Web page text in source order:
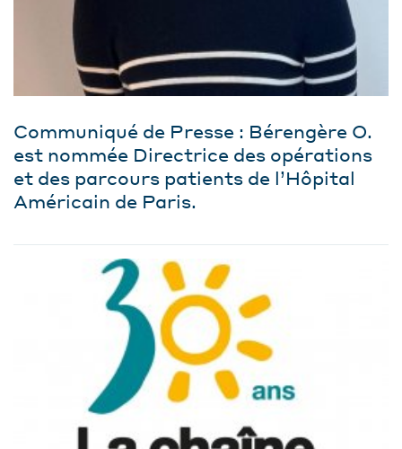
Communiqué de Presse : Bérengère O.
est nommée Directrice des opérations
et des parcours patients de l’Hôpital
Américain de Paris.